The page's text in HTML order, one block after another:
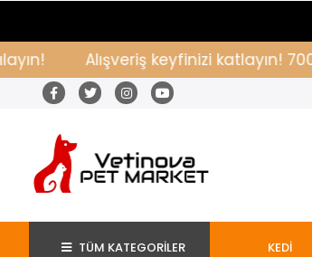
Alışveriş keyfinizi katlayın! 700
TÜM KATEGORİLER KEDİ